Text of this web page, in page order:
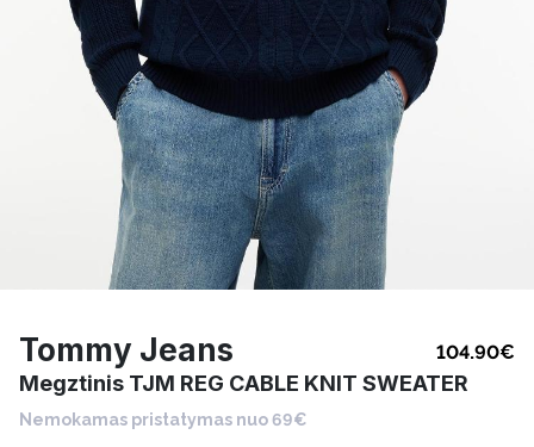
Tommy Jeans 104.90€
Megztinis TJM REG CABLE KNIT SWEATER
Nemokamas pristatymas nuo 69€